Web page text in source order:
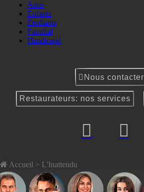
Amis
Enfants
Etudiants
Familial
Handicapé
Nous contacter
Restaurateurs: nos services
Accueil > L'Inattendu